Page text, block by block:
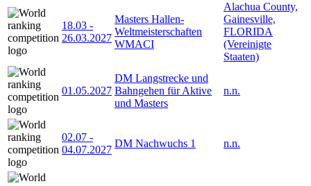
18.03 -
26.03.2027
Masters Hallen-
Weltmeisterschaften
WMACI
Alachua County,
Gainesville,
FLORIDA
(Vereinigte
Staaten)
01.05.2027
DM Langstrecke und
Bahngehen für Aktive
und Masters
n.n.
02.07 -
04.07.2027
DM Nachwuchs 1 n.n.